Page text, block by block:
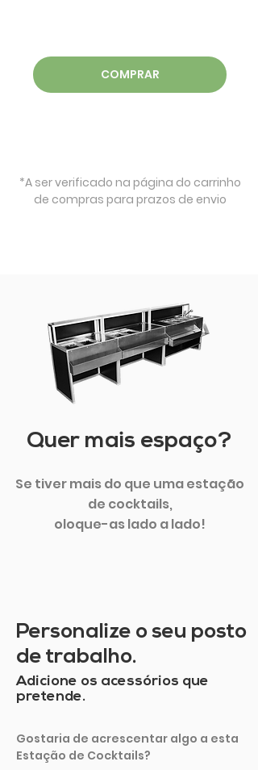
COMPRAR
*A ser verificado na página do carrinho
de compras para prazos de envio
Quer mais espaço?
Se tiver mais do que uma estação
de cocktails,
oloque-as lado a lado!
Personalize o seu posto
de trabalho.
Adicione os acessórios que
pretende.
Gostaria de acrescentar algo a esta
Estação de Cocktails?